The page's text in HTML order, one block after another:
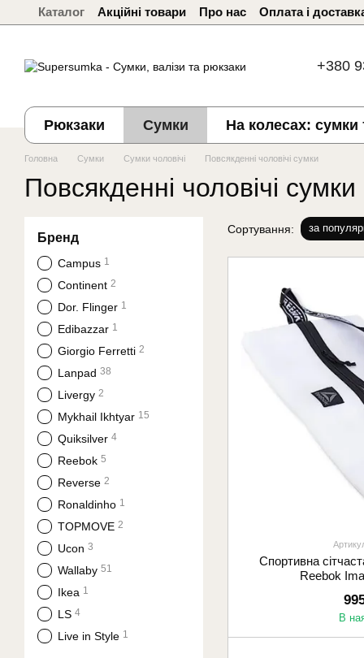
Перейти до основного контенту
Каталог Акційні товари Про нас Оплата і
+380
Рюкзаки Сумки На колесах: сумки
Головна Сумки Сумки чоловічі Повсякденні чоловічі сумки
Повсякденні чоловічі сумки
Сортування: за
Спортивна
Reebok
В
Бренд
Campus 1
Continent 2
Dor. Flinger 1
Edibazzar 1
Giorgio Ferretti 2
Lanpad 38
Livergy 2
Mykhail Ikhtyar 15
Quiksilver 4
Reebok 5
Reverse 2
Ronaldinho 1
TOPMOVE 2
Ucon 3
Wallaby 51
Ikea 1
LS 4
Live in Style 1